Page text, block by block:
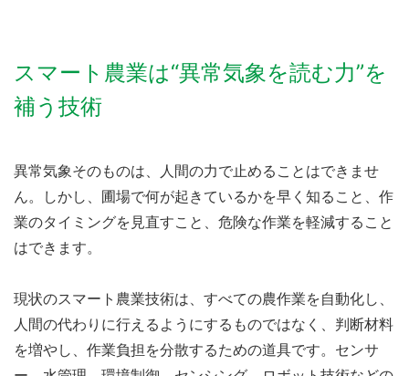
スマート農業は“異常気象を読む力”を
補う技術
異常気象そのものは、人間の力で止めることはできませ
ん。しかし、圃場で何が起きているかを早く知ること、作
業のタイミングを見直すこと、危険な作業を軽減すること
はできます。
現状のスマート農業技術は、すべての農作業を自動化し、
人間の代わりに行えるようにするものではなく、判断材料
を増やし、作業負担を分散するための道具です。センサ